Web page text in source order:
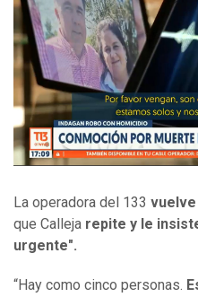
La operadora del 133
que Calleja repite y le
urgente".
“Hay como cinco personas.